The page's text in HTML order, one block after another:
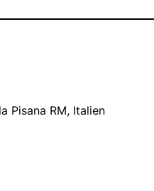
Pisana RM, Italien